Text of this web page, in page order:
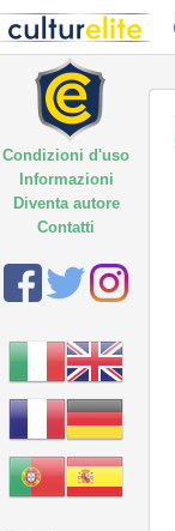
Condizioni d'uso
Informazioni
Diventa autore
Contatti